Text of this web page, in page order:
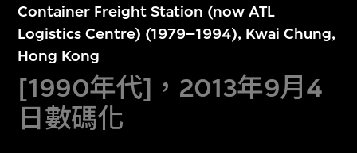
Container Freight Station (now ATL
Logistics Centre) (1979–1994), Kwai Chung,
Hong Kong
[1990年代]，2013年9月4
日數碼化